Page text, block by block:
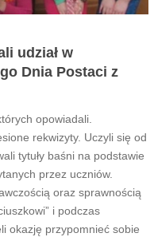
udział w
Dnia Postaci z
opowiadali.
rekwizyty. Uczyli się od
tytuły baśni na podstawie
przez uczniów.
oraz sprawnością
i podczas
okazję przypomnieć sobie